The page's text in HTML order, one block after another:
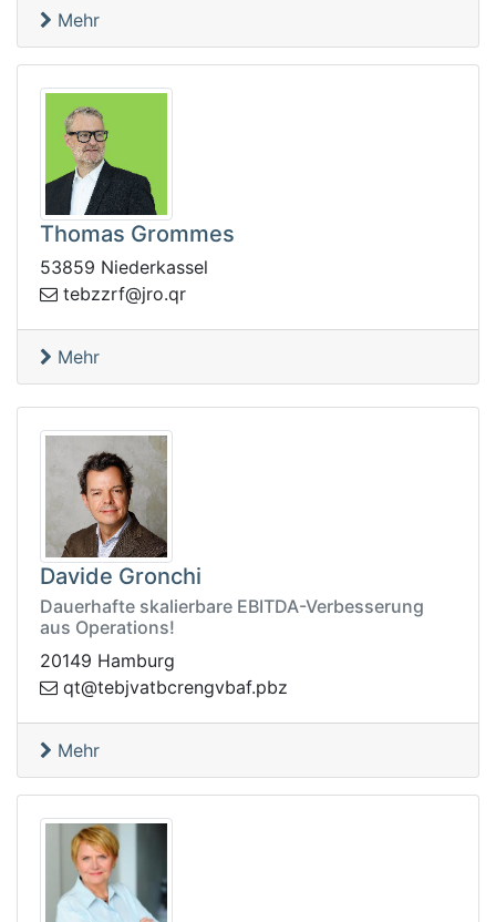
Mehr
Thomas Grommes
53859 Niederkassel
rq.
orj@frzzbet
Mehr
Davide Gronchi
Dauerhafte skalierbare EBITDA-Verbesserung
aus Operations!
20149 Hamburg
zbp.fa
bvgnercbtavjbet@tq
Mehr